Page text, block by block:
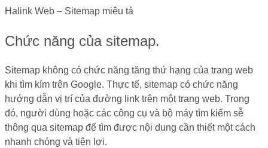
Halink Web – Sitemap miêu tả
Chức năng của sitemap.
Sitemap không có chức năng tăng thứ hạng của trang web
khi tìm kím trên Google. Thực tế, sitemap có chức năng
hướng dẫn vị trí của đường link trên một trang web. Trong
đó, người dùng hoặc các công cụ và bộ máy tìm kiếm sễ
thông qua sitemap để tìm được nội dung cần thiết một cách
nhanh chóng và tiện lợi.